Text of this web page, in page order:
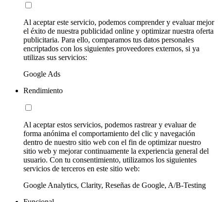
Al aceptar este servicio, podemos comprender y evaluar mejor
el éxito de nuestra publicidad online y optimizar nuestra oferta
publicitaria. Para ello, comparamos tus datos personales
encriptados con los siguientes proveedores externos, si ya
utilizas sus servicios:
Google Ads
Rendimiento
Al aceptar estos servicios, podemos rastrear y evaluar de
forma anónima el comportamiento del clic y navegación
dentro de nuestro sitio web con el fin de optimizar nuestro
sitio web y mejorar continuamente la experiencia general del
usuario. Con tu consentimiento, utilizamos los siguientes
servicios de terceros en este sitio web:
Google Analytics, Clarity, Reseñas de Google, A/B-Testing